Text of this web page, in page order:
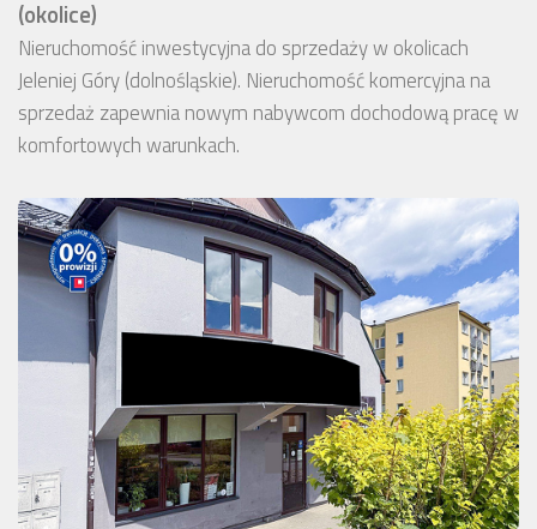
(okolice)
Nieruchomość inwestycyjna do sprzedaży w okolicach
Jeleniej Góry (dolnośląskie). Nieruchomość komercyjna na
sprzedaż zapewnia nowym nabywcom dochodową pracę w
komfortowych warunkach.